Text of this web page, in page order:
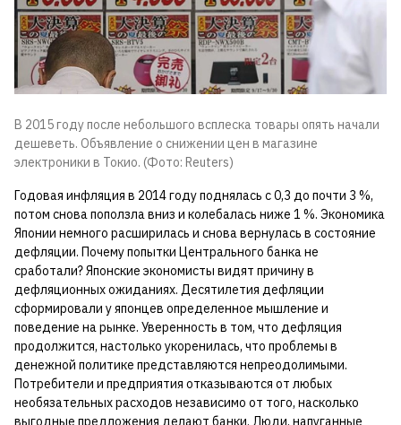
В 2015 году после небольшого всплеска товары опять начали
дешеветь. Объявление о снижении цен в магазине
электроники в Токио. (Фото: Reuters)
Годовая инфляция в 2014 году поднялась с 0,3 до почти 3 %,
потом снова поползла вниз и колебалась ниже 1 %. Экономика
Японии немного расширилась и снова вернулась в состояние
дефляции. Почему попытки Центрального банка не
сработали? Японские экономисты видят причину в
дефляционных ожиданиях. Десятилетия дефляции
сформировали у японцев определенное мышление и
поведение на рынке. Уверенность в том, что дефляция
продолжится, настолько укоренилась, что проблемы в
денежной политике представляются непреодолимыми.
Потребители и предприятия отказываются от любых
необязательных расходов независимо от того, насколько